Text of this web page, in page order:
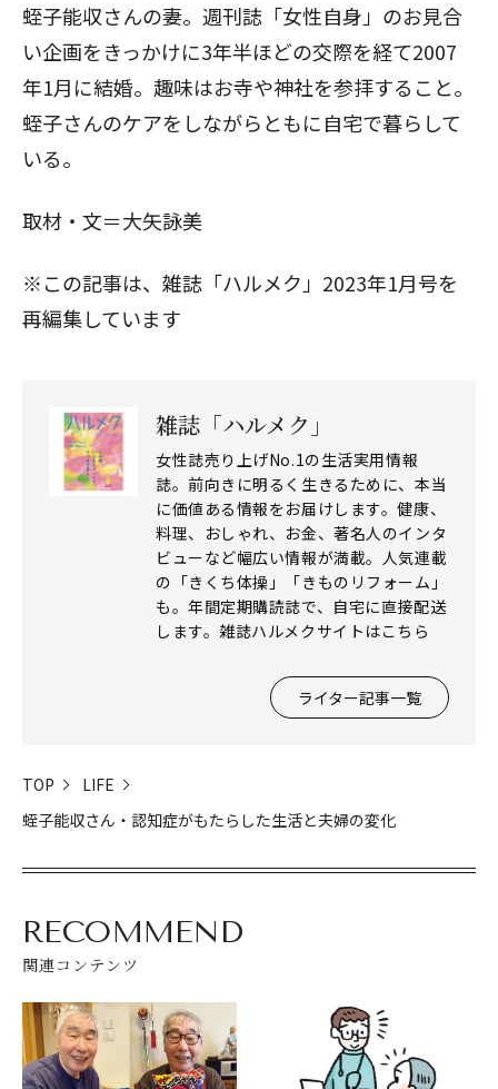
蛭子能収さんの妻。週刊誌「女性自身」のお見合
い企画をきっかけに3年半ほどの交際を経て2007
年1月に結婚。趣味はお寺や神社を参拝すること。
蛭子さんのケアをしながらともに自宅で暮らして
いる。
取材・文＝大矢詠美
※この記事は、雑誌「ハルメク」2023年1月号を
再編集しています
雑誌「ハルメク」
女性誌売り上げNo.1の生活実用情報
誌。前向きに明るく生きるために、本当
に価値ある情報をお届けします。健康、
料理、おしゃれ、お金、著名人のインタ
ビューなど幅広い情報が満載。人気連載
の「きくち体操」「きものリフォーム」
も。年間定期購読誌で、自宅に直接配送
します。雑誌ハルメクサイトはこちら
ライター記事一覧
TOP
LIFE
蛭子能収さん・認知症がもたらした生活と夫婦の変化
RECOMMEND
関連コンテンツ
閉じる